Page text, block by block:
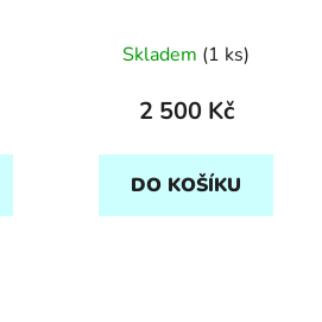
Skladem (1 ks)
2 500 Kč
DO KOŠÍKU